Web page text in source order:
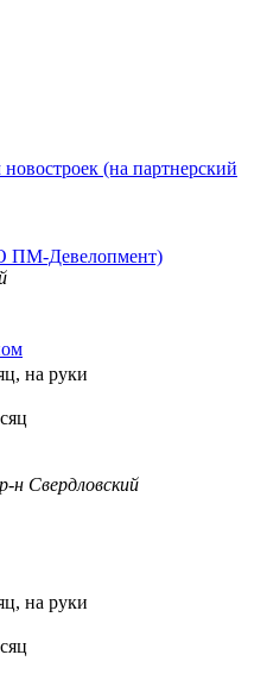
(на партнерский
Девелопмент)
на руки
н Свердловский
на руки